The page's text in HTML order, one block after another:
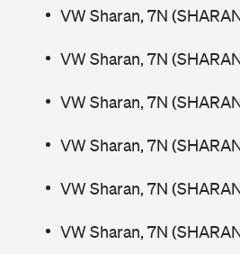
VW Sharan, 7N
VW Sharan, 7N
VW Sharan, 7N
VW Sharan, 7N
VW Sharan, 7N
VW Sharan, 7N